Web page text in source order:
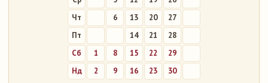
Чт
6 13 20
27
Пт
14 21
28
Сб
1 8 15 22
29
Нд
2 9 16 23 30